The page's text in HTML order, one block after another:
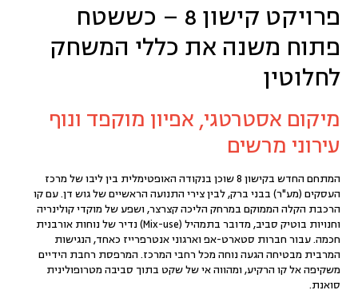
פרויקט קישון 8 – כששטח
פתוח משנה את כללי המשחק
לחלוטין
מיקום אסטרטגי, אפיון מוקפד ונוף
עירוני מרשים
המתחם החדש בקישון 8 שוכן בנקודה האופטימלית בין ליבו של מרכז
העסקים (מע"ר) בבני ברק, לבין צירי התנועה הראשיים של גוש דן. עםקו
הרכבת הקלה הממוקם במרחק הליכה קצרצר, ושפע של מוקדי קולינריה
וחנויות בוטיק סביב, מדובר בתמהיל (Mix-use) נדיר של נוחות אורבנית
חכמה. עבור חברות סטארט-אפ וארגוני אנטרפרייז כאחד, הנגישות
המרבית מבטיחה הגעה נוחה מכל רחבי המרכז. המרפסת רחבת הידיים
משקיפה אל קו הרקיע, ומהווה אי של שקט בתוך סביבה מטרופולינית
סואנת.